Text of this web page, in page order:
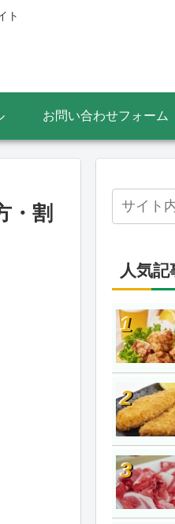
ト
お問い合わせフォーム
・割
人気記